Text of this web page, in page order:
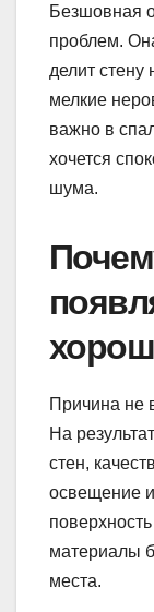
Безшовная
проблем.
делит
мелкие
важно в
хочется
шума.
Причина не
На
стен,
освещение
материалы
места.